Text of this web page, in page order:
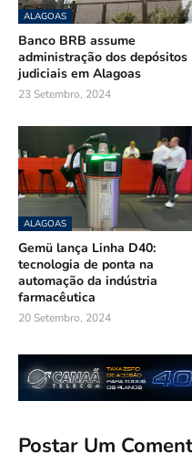
ALAGOAS
Banco BRB assume
administração dos depósitos
judiciais em Alagoas
23 Setembro, 2024
ALAGOAS
Gemü lança Linha D40:
tecnologia de ponta na
automação da indústria
farmacêutica
20 Setembro, 2024
Postar Um